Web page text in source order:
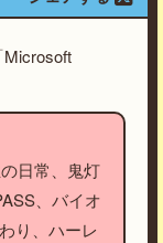
日常、鬼灯
、バイオ
り、ハーレ